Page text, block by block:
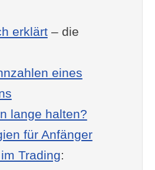
erklärt– die
eines
lange halten?
für Anfänger
Trading: